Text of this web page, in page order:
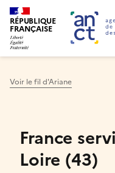
RÉPUBLIQUE
FRANÇAISE
Voir le fil d'Ariane
France
Loire (43)